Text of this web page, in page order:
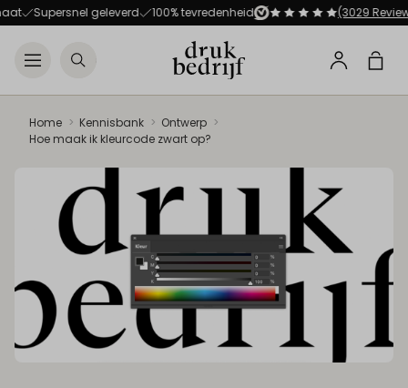
Direct naar de
Direct naar de hoofdinhoud
Open menu
Zoeken
Profiel
Supersnel geleverd 100% tevredenheid (3029
Home Kennisbank
Ontwerp
Hoe maak ik kleurcode zwart op?